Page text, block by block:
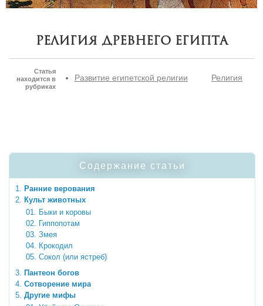
Религия Древнего Египта
Статья
находится в
рубриках
Религия
Развитие египетской религии
Содержание статьи
Ранние верования
Культ животных
Быки и коровы
Гиппопотам
Змея
Крокодил
Сокол (или ястреб)
Пантеон богов
Сотворение мира
Другие мифы